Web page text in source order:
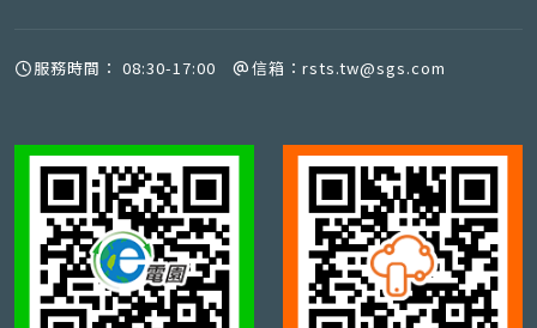
服務時間： 08:30-17:00 信箱： rsts.tw@sgs.com